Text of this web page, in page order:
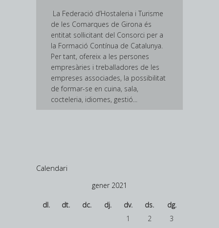
La Federació d’Hostaleria i Turisme
de les Comarques de Girona és
entitat sol·licitant del Consorci per a
la Formació Contínua de Catalunya.
Per tant, ofereix a les persones
empresàries i treballadores de les
empreses associades, la possibilitat
de formar-se en cuina, sala,
cocteleria, idiomes, gestió...
Calendari
gener 2021
dl. dt. dc. dj. dv. ds. dg.
1 2
3